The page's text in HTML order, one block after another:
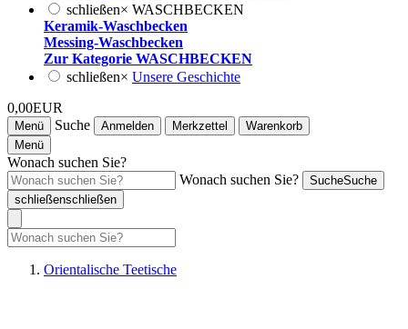
schließen× WASCHBECKEN
Keramik-Waschbecken
Messing-Waschbecken
Zur Kategorie WASCHBECKEN
schließen× Unsere Geschichte
0,00EUR
Menü Suche Anmelden Merkzettel
Warenkorb
Menü
Wonach suchen Sie?
Wonach suchen Sie?
SucheSuche
schließenschließen
Orientalische Teetische